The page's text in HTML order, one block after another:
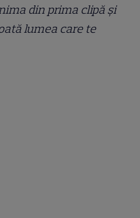
din prima clipă și
lumea care te